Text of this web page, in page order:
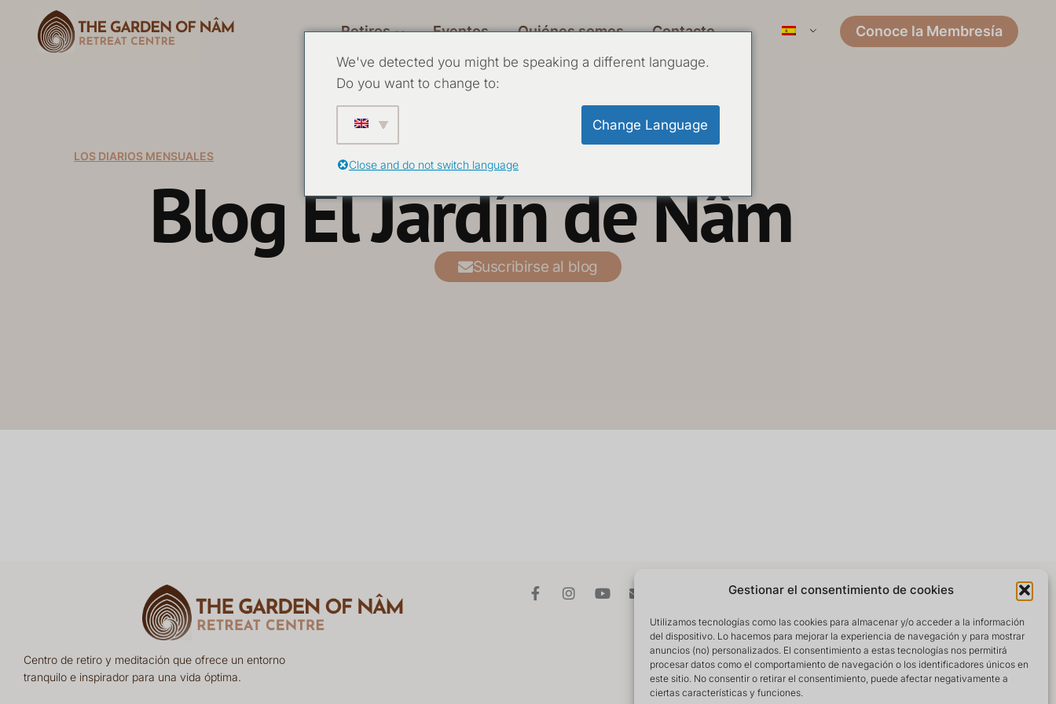
Gestionar el consentimiento de cookies
Utilizamos tecnologías como las cookies para almacenar y/o acceder a la información
del dispositivo. Lo hacemos para mejorar la experiencia de navegación y para mostrar
anuncios (no) personalizados. El consentimiento a estas tecnologías nos permitirá
procesar datos como el comportamiento de navegación o los identificadores únicos en
este sitio. No consentir o retirar el consentimiento, puede afectar negativamente a
ciertas características y funciones.
Retiros Eventos Quiénes somos Contacto Conoce la Membresía
LOS DIARIOS MENSUALES
Blog El Jardín de Nâm
Suscribirse al blog
Centro de retiro y meditación que ofrece un entorno
tranquilo e inspirador para una vida óptima.
We've detected you might be speaking a different language.
Do you want to change to:
Change Language
Close and do not switch language